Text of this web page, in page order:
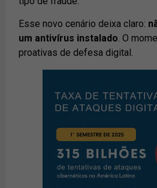
Esse novo cenário deixa claro:
um antivírus instalado. O
proativas de defesa digital.